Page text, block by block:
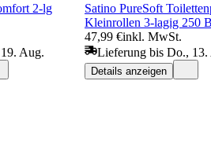
2-lg
Aug.
Satino PureSoft
Kleinrollen 3-lagig 250
47,99 €inkl. MwSt.
Lieferung bis Do., 13.
Details anzeigen